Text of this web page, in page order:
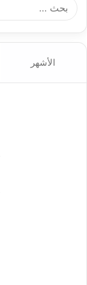
الأشهر